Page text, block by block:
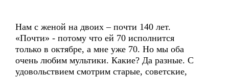
Нам с женой на двоих – почти 140 лет.
«Почти» - потому что ей 70 исполнится
только в октябре, а мне уже 70. Но мы оба
очень любим мультики. Какие? Да разные. С
удовольствием смотрим старые, советские,